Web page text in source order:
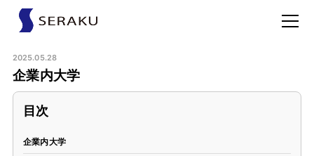
2025.05.28
企業内大学
目次
企業内大学